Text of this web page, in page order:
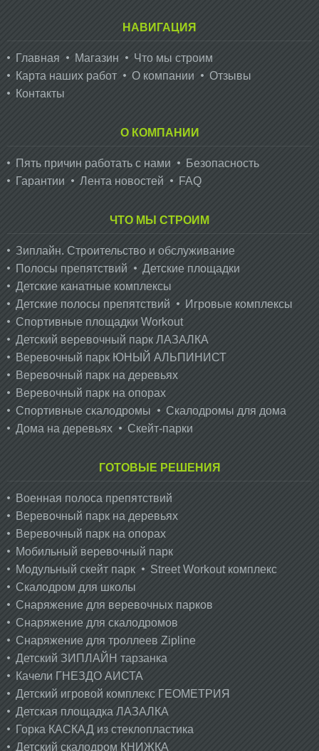
НАВИГАЦИЯ
Главная Магазин
Что мы строим
Карта наших работ
О компании
Отзывы
Контакты
О КОМПАНИИ
Пять причин работать с нами
Безопасность
Гарантии
Лента новостей FAQ
ЧТО МЫ СТРОИМ
Зиплайн. Cтроительство и обслуживание
Полосы препятствий
Детские площадки
Детские канатные комплексы
Детские полосы препятствий
Игровые комплексы
Спортивные площадки Workout
Детский веревочный парк ЛАЗАЛКА
Веревочный парк ЮНЫЙ АЛЬПИНИСТ
Веревочный парк на деревьях
Веревочный парк на опорах
Спортивные скалодромы
Скалодромы для дома
Дома на деревьях
Скейт-парки
ГОТОВЫЕ РЕШЕНИЯ
Военная полоса препятствий
Веревочный парк на деревьях
Веревочный парк на опорах
Мобильный веревочный парк
Модульный скейт парк
Street Workout комплекс
Скалодром для школы
Снаряжение для веревочных парков
Снаряжение для скалодромов
Снаряжение для троллеев Zipline
Детский ЗИПЛАЙН тарзанка
Качели ГНЕЗДО АИСТА
Детский игровой комплекс ГЕОМЕТРИЯ
Детская площадка ЛАЗАЛКА
Горка КАСКАД из стеклопластика
Детский скалодром КНИЖКА